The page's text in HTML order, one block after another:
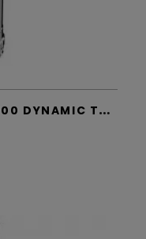
C
ONDUIT DE CHEMINÉE T500 DYNAMIC TWO - APROS